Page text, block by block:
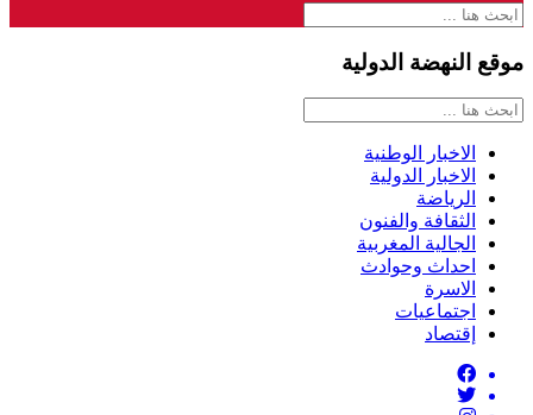
موقع النهضة الدولية
الاخبار الوطنية
الاخبار الدولية
الرياضة
الثقافة والفنون
الجالية المغربية
احداث وحوادث
الاسرة
اجتماعيات
إقتصاد